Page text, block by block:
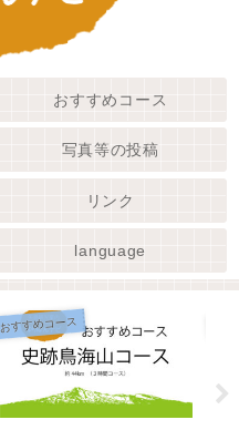
おすすめコース
写真等の投稿
リンク
language
おすすめコース